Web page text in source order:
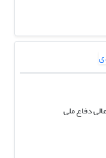
دفاع ملی